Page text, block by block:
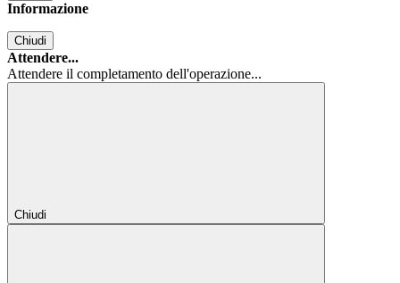
Informazione
Chiudi
Attendere...
Attendere il completamento dell'operazione...
Chiudi